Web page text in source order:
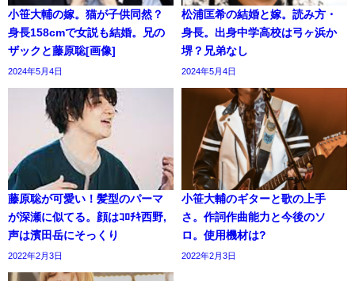
小笹大輔の嫁。猫が子供同然？
身長158cmで女説も結婚。兄の
ザックと藤原聡[画像]
2024年5月4日
松浦匡希の結婚と嫁。読み方・
身長。出身中学高校は弓ヶ浜か
堺？兄弟なし
2024年5月4日
藤原聡が可愛い！髪型のパーマ
が深瀬に似てる。顔はｺﾛﾁｷ西野,
声は濱田岳にそっくり
2022年2月3日
小笹大輔のギターと歌の上手
さ。作詞作曲能力と今後のソ
ロ。使用機材は?
2022年2月3日